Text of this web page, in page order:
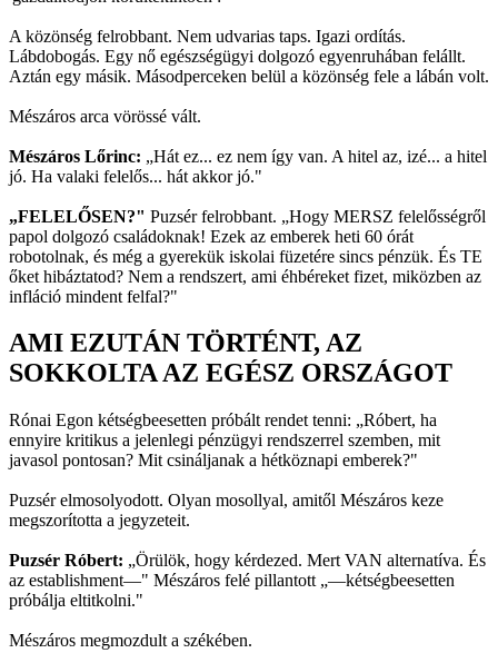
A közönség felrobbant. Nem udvarias taps. Igazi ordítás.
Lábdobogás. Egy nő egészségügyi dolgozó egyenruhában felállt.
Aztán egy másik. Másodperceken belül a közönség fele a lábán volt.
Mészáros arca vörössé vált.
Mészáros Lőrinc: „Hát ez... ez nem így van. A hitel az, izé... a hitel
jó. Ha valaki felelős... hát akkor jó."
„FELELŐSEN?" Puzsér felrobbant. „Hogy MERSZ felelősségről
papol dolgozó családoknak! Ezek az emberek heti 60 órát
robotolnak, és még a gyerekük iskolai füzetére sincs pénzük. És TE
őket hibáztatod? Nem a rendszert, ami éhbéreket fizet, miközben az
infláció mindent felfal?"
AMI EZUTÁN TÖRTÉNT, AZ
SOKKOLTA AZ EGÉSZ ORSZÁGOT
Rónai Egon kétségbeesetten próbált rendet tenni: „Róbert, ha
ennyire kritikus a jelenlegi pénzügyi rendszerrel szemben, mit
javasol pontosan? Mit csináljanak a hétköznapi emberek?"
Puzsér elmosolyodott. Olyan mosollyal, amitől Mészáros keze
megszorította a jegyzeteit.
Puzsér Róbert: „Örülök, hogy kérdezed. Mert VAN alternatíva. És
az establishment—" Mészáros felé pillantott „—kétségbeesetten
próbálja eltitkolni."
Mészáros megmozdult a székében.